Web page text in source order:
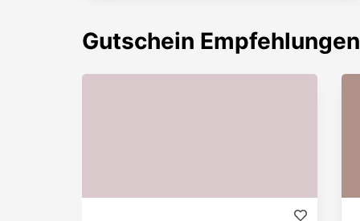
Gutschein Empfehlungen